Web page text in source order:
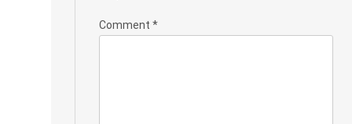
Comment *